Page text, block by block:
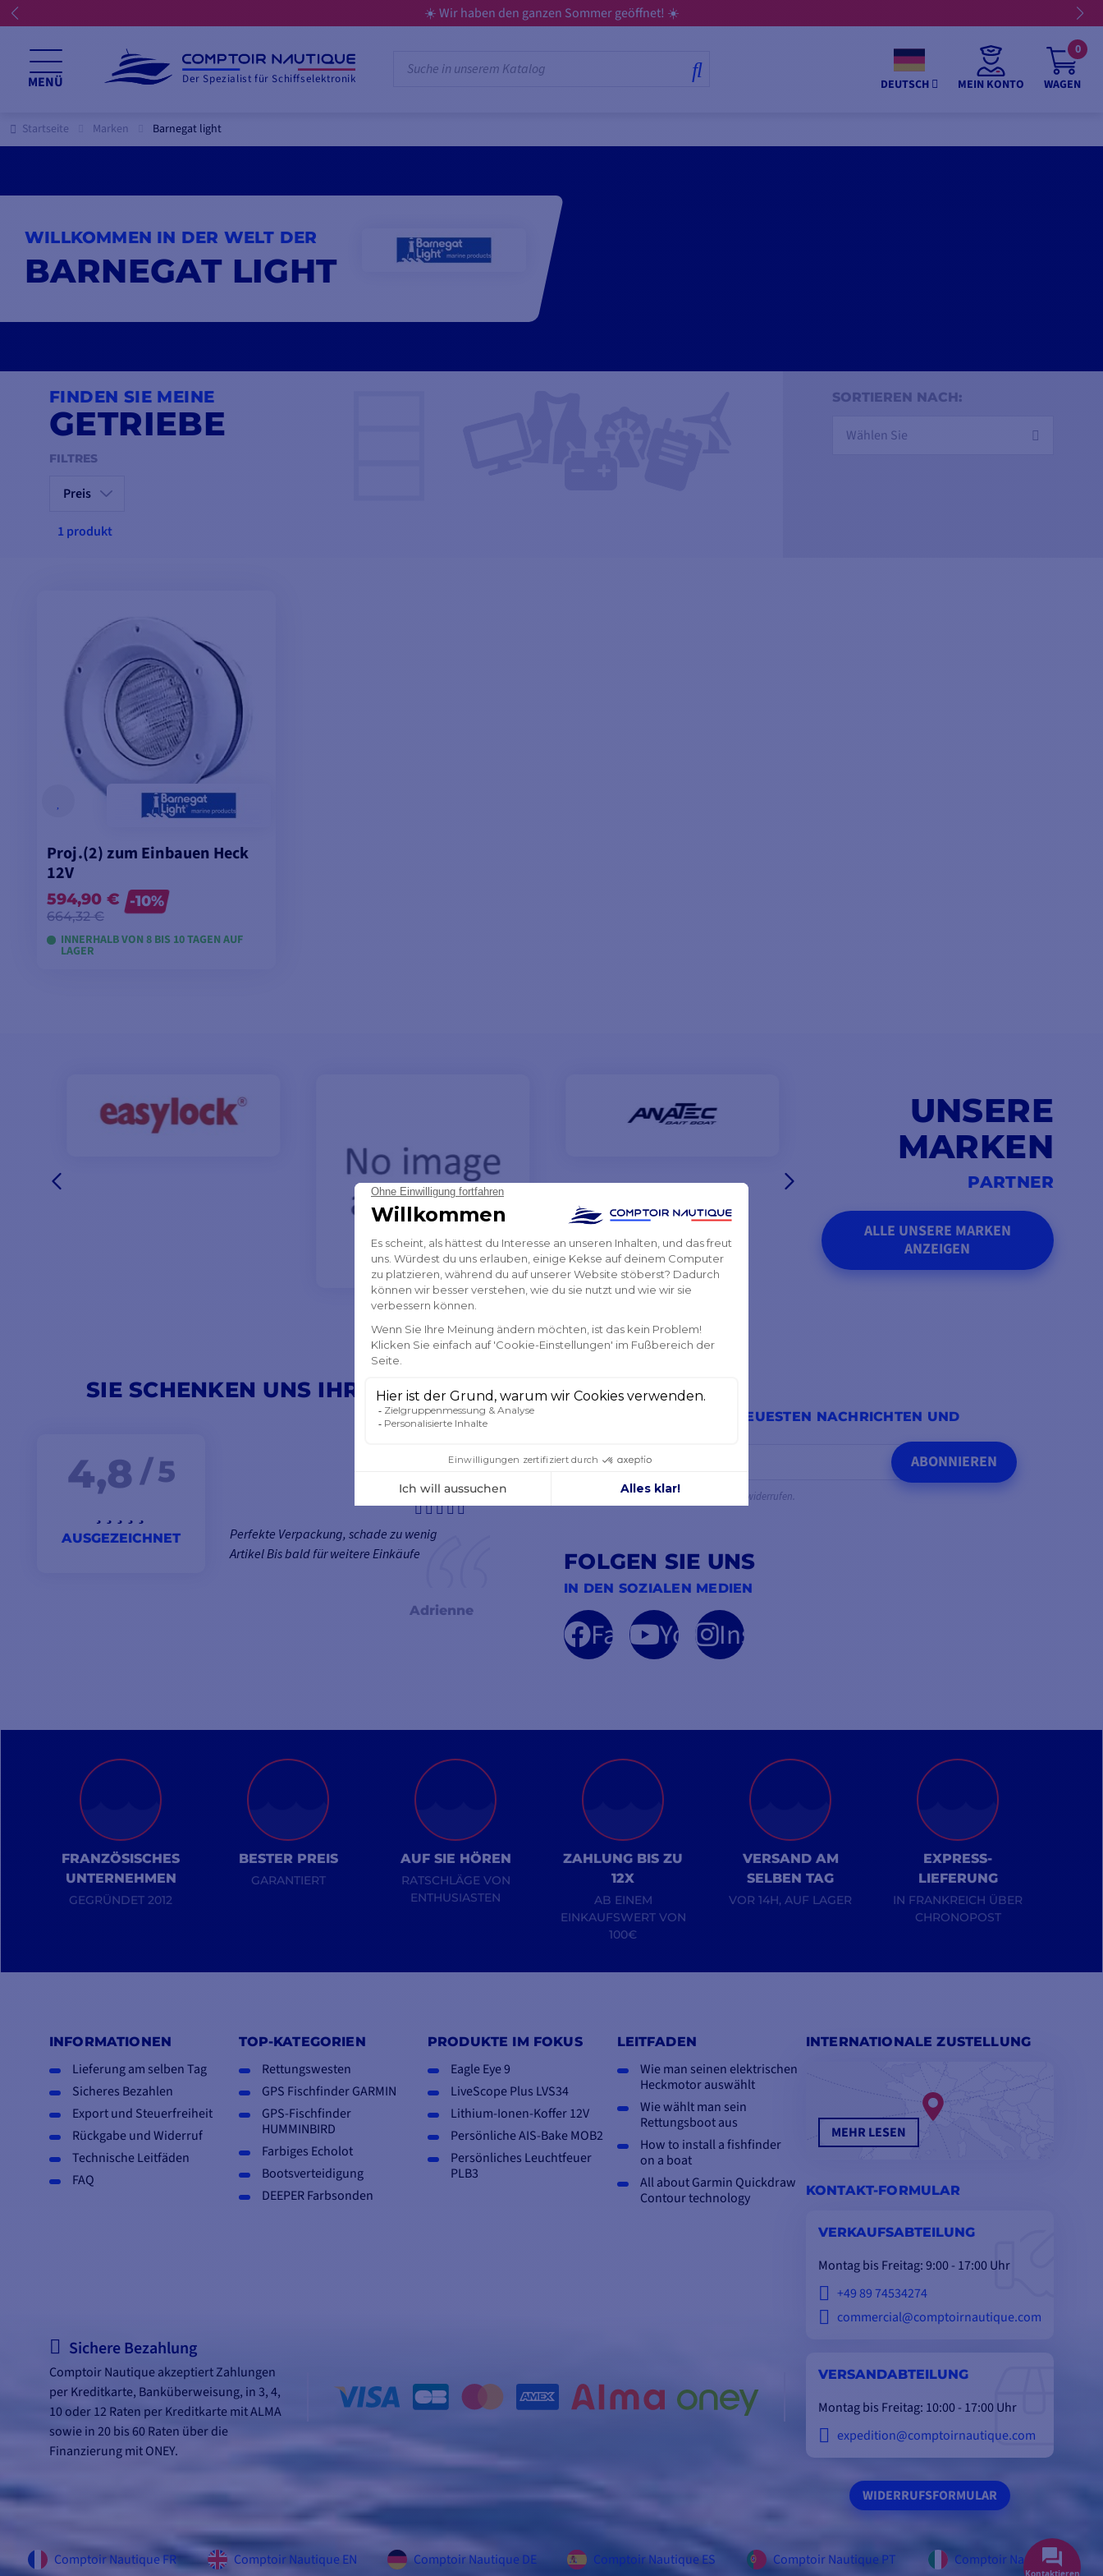
☀️ Wir haben den ganzen Sommer geöffnet! ☀️
MENÜ Der Spezialist für Schiffselektronik DEUTSCH MEIN KONTO WAGEN
0
Startseite Marken Barnegat light
WILLKOMMEN IN DER WELT DER
BARNEGAT LIGHT
FINDEN SIE MEINE
GETRIEBE
FILTRES
Preis
1 produkt
SORTIEREN NACH:
Wählen Sie
Proj.(2) zum Einbauen Heck
12V
594,90 €
664,32 €
-10%
INNERHALB VON 8 BIS 10 TAGEN AUF
LAGER
UNSERE
MARKEN
PARTNER
ALLE UNSERE MARKEN
ANZEIGEN
SIE SCHENKEN UNS IHR VERTRAUEN
4,8 / 5
AUSGEZEICHNET
Perfekte Verpackung, schade zu wenig
Artikel Bis bald für weitere Einkäufe
Adrienne
NEWSLETTER
ERHALTEN SIE UNSERE NEUESTEN NACHRICHTEN UND
ABONNIEREN
Sie können Ihr Einverständnis jederzeit widerrufen.
FOLGEN SIE UNS
IN DEN SOZIALEN MEDIEN
FacebookYouTubeInstagram
FRANZÖSISCHES
UNTERNEHMEN
GEGRÜNDET 2012
BESTER PREIS
GARANTIERT
AUF SIE HÖREN
RATSCHLÄGE VON
ENTHUSIASTEN
ZAHLUNG BIS ZU
12X
AB EINEM
EINKAUFSWERT VON
100€
VERSAND AM
SELBEN TAG
VOR 14H, AUF LAGER
EXPRESS-
LIEFERUNG
IN FRANKREICH ÜBER
CHRONOPOST
INFORMATIONEN
Lieferung am selben Tag
Sicheres Bezahlen
Export und Steuerfreiheit
Rückgabe und Widerruf
Technische Leitfäden
FAQ
TOP-KATEGORIEN
Rettungswesten
GPS Fischfinder GARMIN
GPS-Fischfinder
HUMMINBIRD
Farbiges Echolot
Bootsverteidigung
DEEPER Farbsonden
PRODUKTE IM FOKUS
Eagle Eye 9
LiveScope Plus LVS34
Lithium-Ionen-Koffer 12V
Persönliche AIS-Bake MOB2
Persönliches Leuchtfeuer
PLB3
LEITFADEN
Wie man seinen elektrischen
Heckmotor auswählt
Wie wählt man sein
Rettungsboot aus
How to install a fishfinder
on a boat
All about Garmin Quickdraw
Contour technology
INTERNATIONALE ZUSTELLUNG
MEHR LESEN
KONTAKT-FORMULAR
VERKAUFSABTEILUNG
Montag bis Freitag: 9:00 - 17:00 Uhr
+49 89 74534274
commercial@comptoirnautique.com
VERSANDABTEILUNG
Montag bis Freitag: 10:00 - 17:00 Uhr
expedition@comptoirnautique.com
WIDERRUFSFORMULAR
Sichere Bezahlung
Comptoir Nautique akzeptiert Zahlungen
per Kreditkarte, Banküberweisung, in 3, 4,
10 oder 12 Raten per Kreditkarte mit ALMA
sowie in 20 bis 60 Raten über die
Finanzierung mit ONEY.
Comptoir Nautique FR Comptoir Nautique EN Comptoir Nautique DE Comptoir Nautique ES Comptoir Nautique PT Comptoir Nautique IT
Kontaktieren